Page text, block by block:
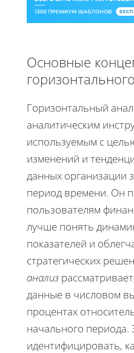
Основные
Горизонтальный
аналитическим
используемым с
изменений и
данных организации
период времени. Он
пользователям
лучше понять
показателей и
стратегических
анализ
данные в числовом
процентах
начального периода.
идентифицировать,